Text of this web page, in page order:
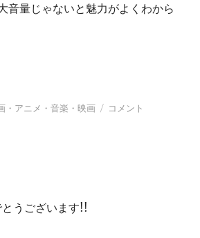
音量じゃないと魅力がよくわから
・アニメ・音楽・映画
tn-
コメント
うございます!!